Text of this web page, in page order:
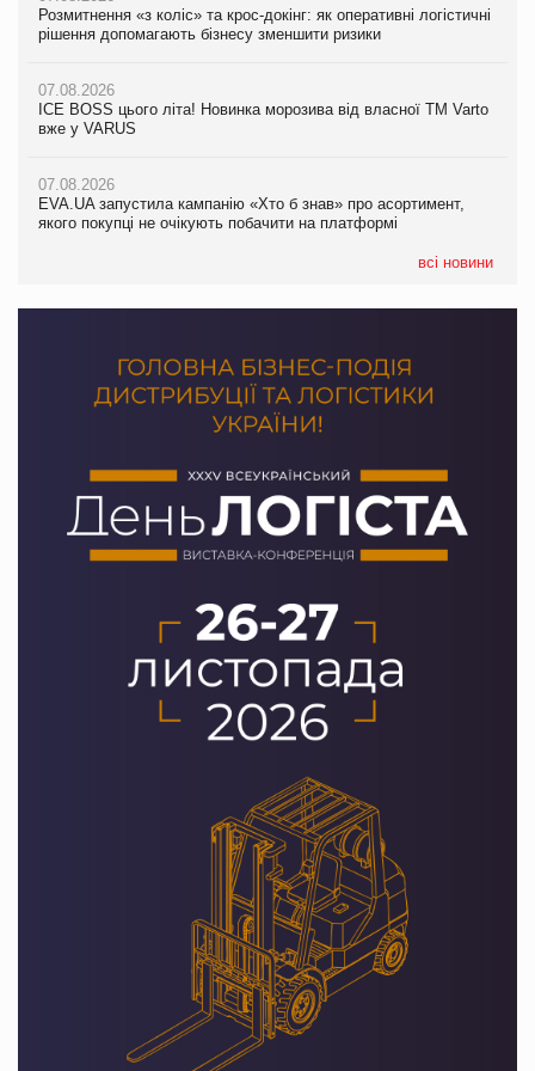
Розмитнення «з коліс» та крос-докінг: як оперативні логістичні
рішення допомагають бізнесу зменшити ризики
07.08.2026
ICE BOSS цього літа! Новинка морозива від власної ТМ Varto
вже у VARUS
07.08.2026
EVA.UA запустила кампанію «Хто б знав» про асортимент,
якого покупці не очікують побачити на платформі
всі новини
07.08.2026
EVA.UA запустила кампанію «Хто б знав» про асортимент,
06.08.2026
Смачна новинка для хвостатих: у VARUS з’явилися паучі
05.08.2026
Мережа супермаркетів VARUS купує мережу магазинів
Kraft Heinz скоротила збиток у першому півріччі
Продажі Hugo Boss впали на 9%